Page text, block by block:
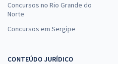
Concursos no Rio Grande do
Norte
Concursos em Sergipe
CONTEÚDO JURÍDICO